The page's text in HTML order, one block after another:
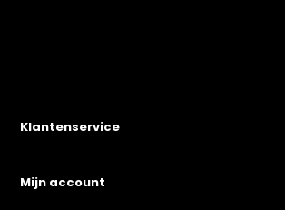
Klantenservice
Mijn account